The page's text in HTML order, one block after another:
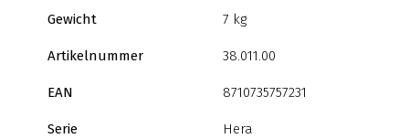
Gewicht 7 kg
Artikelnummer 38.011.00
EAN 8710735757231
Serie Hera